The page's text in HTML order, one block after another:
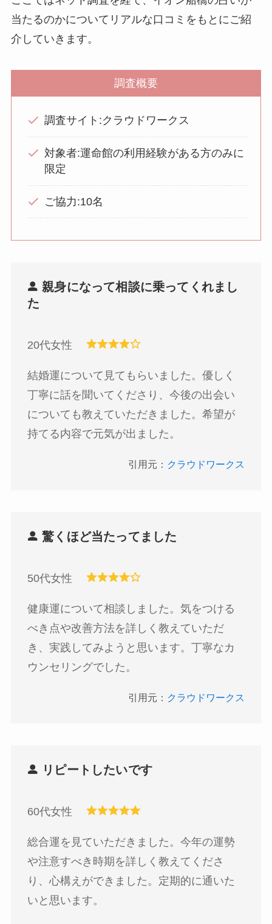
当たるのかについてリアルな口コミをもとにご紹
介していきます。
調査概要
調査サイト:クラウドワークス
対象者:運命館の利用経験がある方のみに
限定
ご協力:10名
親身になって相談に乗ってくれまし
た
20代女性
結婚運について見てもらいました。優しく
丁寧に話を聞いてくださり、今後の出会い
についても教えていただきました。希望が
持てる内容で元気が出ました。
引用元： クラウドワークス
驚くほど当たってました
50代女性
健康運について相談しました。気をつける
べき点や改善方法を詳しく教えていただ
き、実践してみようと思います。丁寧なカ
ウンセリングでした。
引用元： クラウドワークス
リピートしたいです
60代女性
総合運を見ていただきました。今年の運勢
や注意すべき時期を詳しく教えてくださ
り、心構えができました。定期的に通いた
いと思います。